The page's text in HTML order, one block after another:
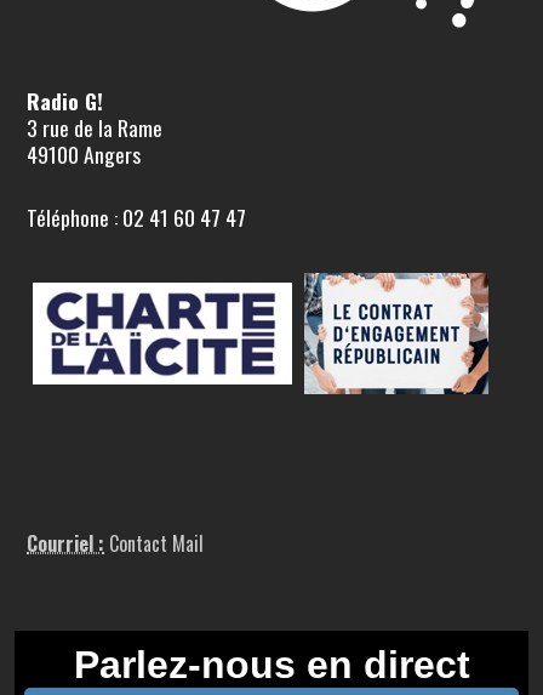
Radio G!
3 rue de la Rame
49100 Angers
Téléphone : 02 41 60 47 47
Courriel : Contact Mail